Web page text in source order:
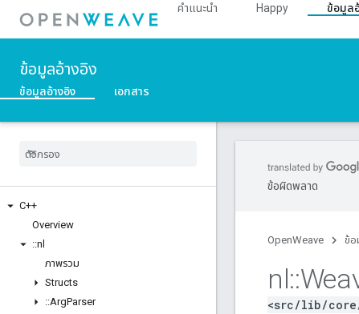
คำแนะนำ Happy ข้อมูล
ข้อมูลอ้างอิง
ข้อมูลอ้างอิง เอกสาร
C++
Overview
::nl
ภาพรวม
Structs
::ArgParser
ข้อผิดพลาด
OpenWeave ข้อ
nl::
<src/lib/core/